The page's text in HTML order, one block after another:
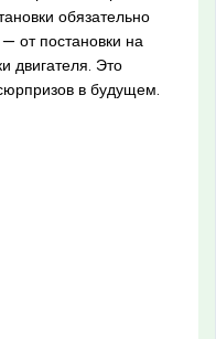
обязательно
от постановки на
двигателя. Это
в будущем.